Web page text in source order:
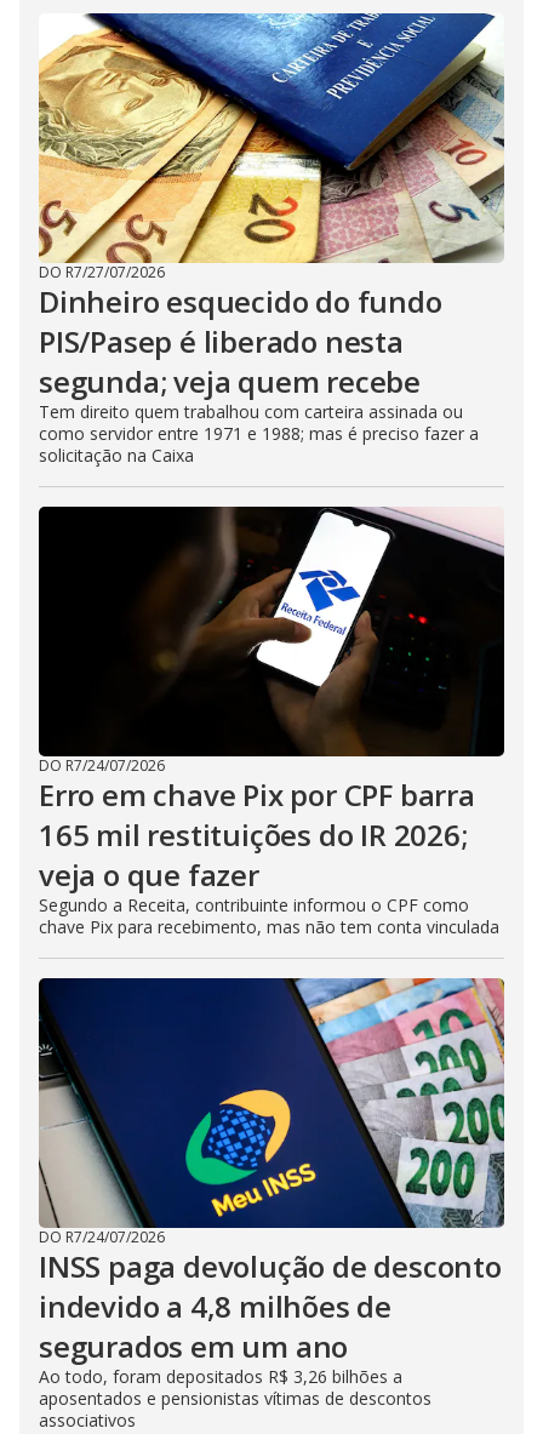
DO R7/27/07/2026
Dinheiro esquecido do fundo
PIS/Pasep é liberado nesta
segunda; veja quem recebe
Tem direito quem trabalhou com carteira assinada ou
como servidor entre 1971 e 1988; mas é preciso fazer a
solicitação na Caixa
DO R7/24/07/2026
Erro em chave Pix por CPF barra
165 mil restituições do IR 2026;
veja o que fazer
Segundo a Receita, contribuinte informou o CPF como
chave Pix para recebimento, mas não tem conta vinculada
DO R7/24/07/2026
INSS paga devolução de desconto
indevido a 4,8 milhões de
segurados em um ano
Ao todo, foram depositados R$ 3,26 bilhões a
aposentados e pensionistas vítimas de descontos
associativos